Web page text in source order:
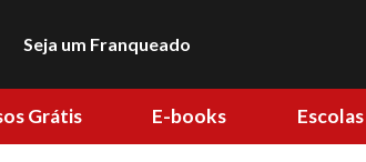
Seja um Franqueado
Grátis E-books Escolas